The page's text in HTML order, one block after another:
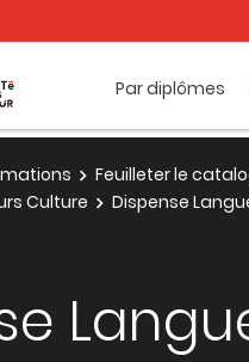
Par diplômes
Feuilleter le
Culture
Dispense